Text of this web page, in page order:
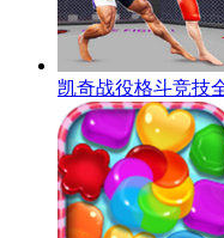
凯奇战役格斗竞技